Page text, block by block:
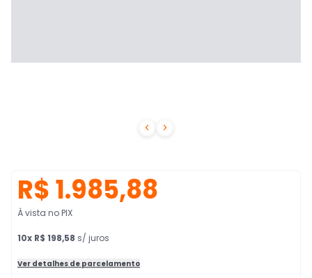
 
R$ 1.985,88
À vista no PIX
10x R$ 198,58 s/ juros
Ver detalhes de parcelamento